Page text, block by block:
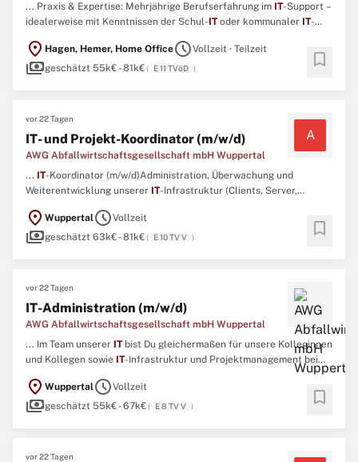
... Praxis & Expertise: Mehrjährige Berufserfahrung im IT-Support –
idealerweise mit Kenntnissen der Schul-IToder kommunaler IT-
location_on Hagen, Hemer, Home OfficescheduleVollzeit · Teilzeit
paymentsgeschätzt 55k€ - 81k€( E 11 TVöD ) bookmark
vor 22 Tagen
IT- und Projekt-Koordinator (m/w/d)
AWG Abfallwirtschaftsgesellschaft mbH Wuppertal
A
... IT-Koordinator (m/w/d)Administration, Überwachung und
Weiterentwicklung unserer IT-Infrastruktur (Clients, Server,
Systemstörungen, sowie Systembetreuung im 1st und 2nd-Level-
SupportStandortübergreifende Koordination unserer
location_on WuppertalscheduleVollzeit
paymentsgeschätzt 63k€ - 81k€( E 10 TV V ) bookmark
vor 22 Tagen
IT-Administration (m/w/d)
AWG Abfallwirtschaftsgesellschaft mbH Wuppertal
... Im Team unserer ITbist Du gleichermaßen für unsere Kolleginnen
und Kollegen sowie IT-Infrastruktur und Projektmanagement bei
der AWG wie auch beim ESW zuständig. Du siehst - wir bieten
ebenso spannende wie sichere berufliche Perspektiven. Interesse?
...
location_on WuppertalscheduleVollzeit
paymentsgeschätzt 55k€ - 67k€( E 8 TV V ) bookmark
vor 22 Tagen